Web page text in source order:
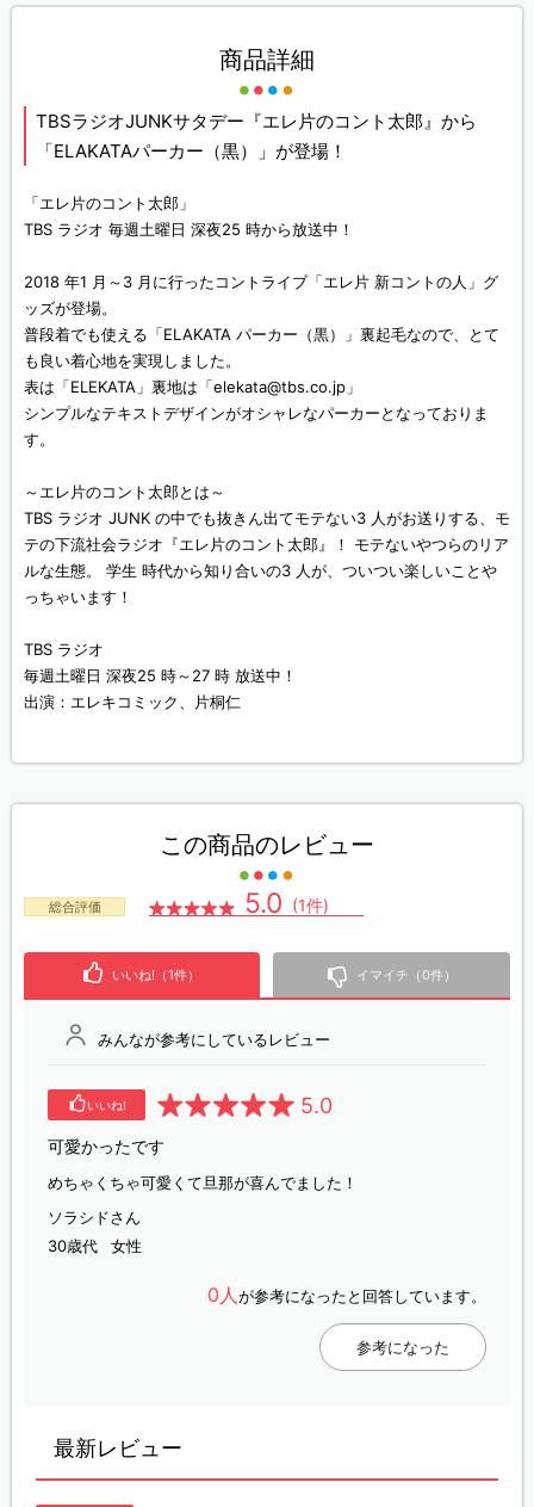
商品詳細
TBSラジオJUNKサタデー『エレ片のコント太郎』から
「ELAKATAパーカー（黒）」が登場！
「エレ片のコント太郎」
TBS ラジオ 毎週土曜日 深夜25 時から放送中！
2018 年1 月～3 月に行ったコントライブ「エレ片 新コントの人」グ
ッズが登場。
普段着でも使える「ELAKATA パーカー（黒）」裏起毛なので、とて
も良い着心地を実現しました。
表は「ELEKATA」裏地は「elekata@tbs.co.jp」
シンプルなテキストデザインがオシャレなパーカーとなっておりま
す。
～エレ片のコント太郎とは～
TBS ラジオ JUNK の中でも抜きん出てモテない3 人がお送りする、モ
テの下流社会ラジオ『エレ片のコント太郎』！ モテないやつらのリア
ルな生態。 学生 時代から知り合いの3 人が、ついつい楽しいことや
っちゃいます！
TBS ラジオ
毎週土曜日 深夜25 時～27 時 放送中！
出演：エレキコミック、片桐仁
この商品のレビュー
総合評価 5.0 (1件)
いいね!（1件） イマイチ（0件）
みんなが参考にしているレビュー
いいね! 5.0
可愛かったです
めちゃくちゃ可愛くて旦那が喜んでました！
ソラシドさん
30歳代
女性
0人が参考になったと回答しています。
参考になった
最新レビュー